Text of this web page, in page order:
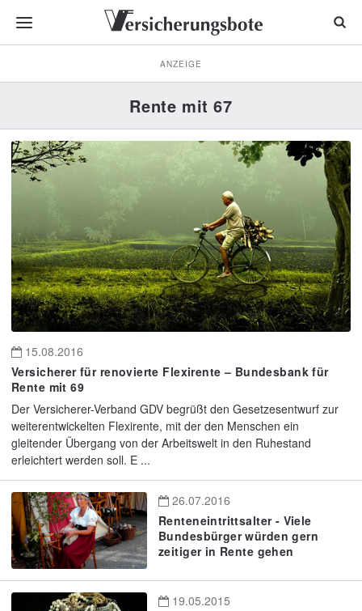
ANZEIGE
Rente mit 67
15.08.2016
Versicherer für renovierte Flexirente – Bundesbank für
Rente mit 69
Der Versicherer-Verband GDV begrüßt den Gesetzesentwurf zur
weiterentwickelten Flexirente, mit der den Menschen ein
gleitender Übergang von der Arbeitswelt in den Ruhestand
erleichtert werden soll. E ...
26.07.2016
Renteneintrittsalter - Viele
Bundesbürger würden gern
zeitiger in Rente gehen
19.05.2015